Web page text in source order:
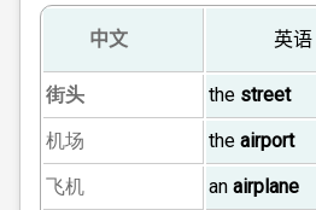
中文 英语
街头
the street
机场 the airport
飞机 an airplane